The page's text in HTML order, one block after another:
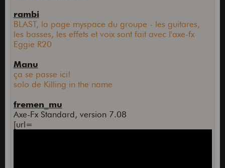
rambi
BLAST, la page myspace du groupe - les guitares,
les basses, les effets et voix sont fait avec l'axe-fx
Eggie R20
Manu
ça se passe ici!
solo de Killing in the name
fremen_mu
Axe-Fx Standard, version 7.08
[url=